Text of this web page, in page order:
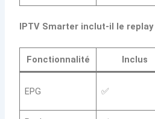
IPTV Smarter inclut-il le replay
Fonctionnalité Inclus
EPG ✅